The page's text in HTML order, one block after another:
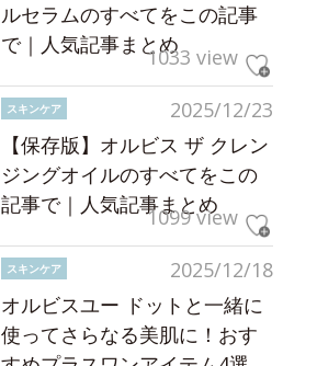
ルセラムのすべてをこの記事
で｜人気記事まとめ1033 view
2025/12/23
スキンケア
【保存版】オルビス ザ クレン
ジングオイルのすべてをこの
記事で｜人気記事まとめ
1099 view
2025/12/18
スキンケア
オルビスユー ドットと一緒に
使ってさらなる美肌に！おす